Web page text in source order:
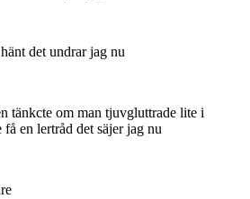
det undrar jag nu
tänkcte om man tjuvgluttrade lite i
en lertråd det säjer jag nu